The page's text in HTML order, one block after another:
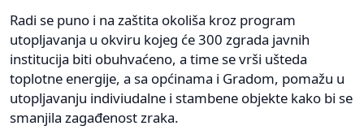
Radi se puno i na zaštita okoliša kroz program
utopljavanja u okviru kojeg će 300 zgrada javnih
institucija biti obuhvaćeno, a time se vrši ušteda
toplotne energije, a sa općinama i Gradom, pomažu u
utopljavanju indiviudalne i stambene objekte kako bi se
smanjila zagađenost zraka.